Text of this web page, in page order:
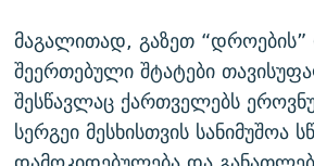
მაგალითად, გაზეთ
შეერთებული შტატები
შესწავლაც ქართველებს
სერგეი მესხისთვის სანიმუშოა